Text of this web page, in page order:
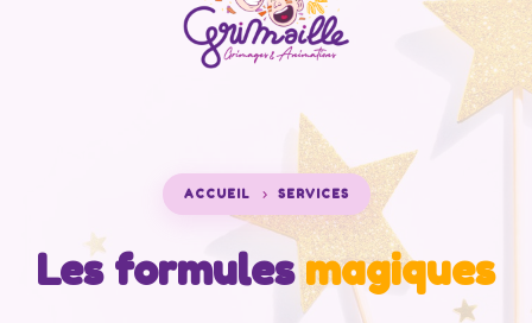
ACCUEIL SERVICES
Les formulesmagiques